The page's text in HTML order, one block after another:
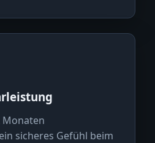
Monaten
sicheres Gefühl beim